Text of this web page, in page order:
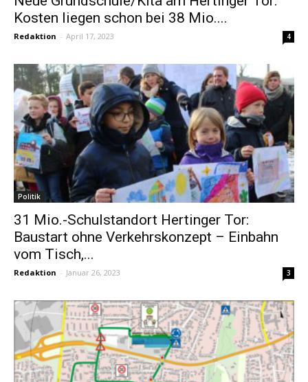
Kosten liegen schon bei 38 Mio....
Redaktion - April 17, 2023 4
Politik
31 Mio.-Schulstandort Hertinger Tor:
Baustart ohne Verkehrskonzept – Einbahn
vom Tisch,...
Redaktion - Januar 26, 2023 3